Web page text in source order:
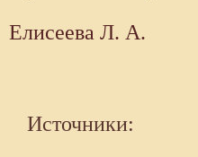
Елисеева Л. А.
Источники: